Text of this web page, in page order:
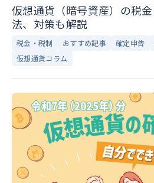
仮想通貨（暗号資産）の税
法、対策も解説
税金・税制 おすすめ記事 確定申告
仮想通貨コラム